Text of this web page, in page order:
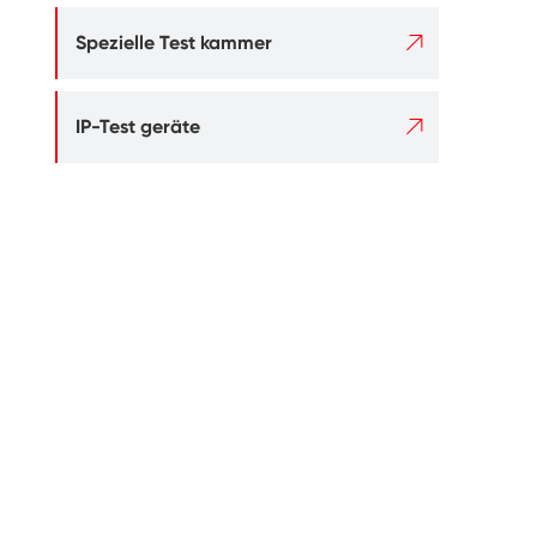
Spezielle Test kammer 
IP-Test geräte 